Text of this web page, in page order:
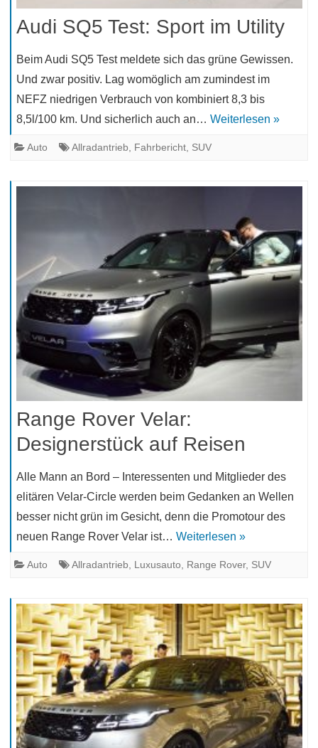
Audi SQ5 Test: Sport im Utility
Beim Audi SQ5 Test meldete sich das grüne Gewissen.
Und zwar positiv. Lag womöglich am zumindest im
NEFZ niedrigen Verbrauch von kombiniert 8,3 bis
8,5l/100 km. Und sicherlich auch an… Weiterlesen »
Auto Allradantrieb Fahrbericht SUV
Range Rover Velar:
Designerstück auf Reisen
Alle Mann an Bord – Interessenten und Mitglieder des
elitären Velar-Circle werden beim Gedanken an Wellen
besser nicht grün im Gesicht, denn die Promotour des
neuen Range Rover Velar ist… Weiterlesen »
Auto Allradantrieb, Luxusauto, Range Rover, SUV